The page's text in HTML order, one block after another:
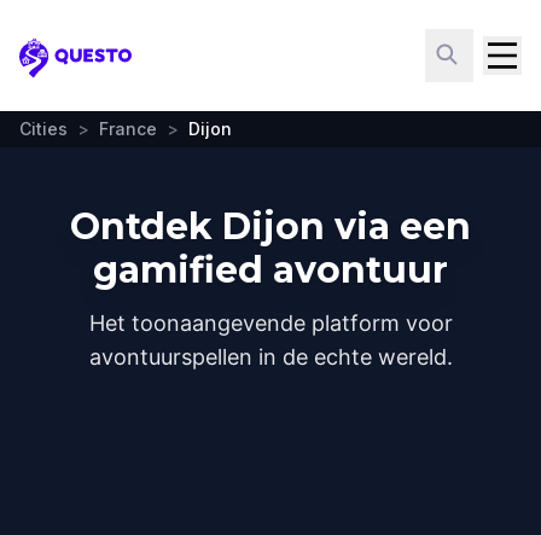
Questo
Cities > France > Dijon
Ontdek Dijon via een
gamified avontuur
Het toonaangevende platform voor
avontuurspellen in de echte wereld.